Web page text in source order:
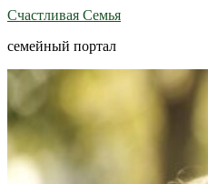
Счастливая Семья
семейный портал